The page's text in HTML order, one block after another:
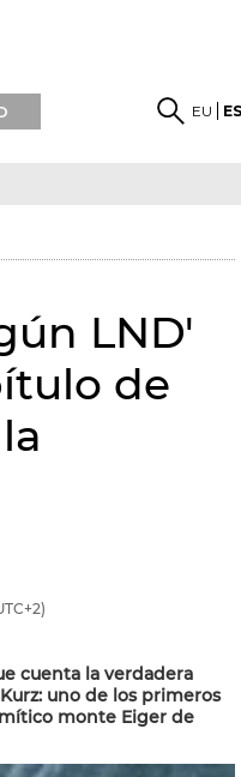
EU
LND'
de
cuenta la verdadera
uno de los primeros
monte Eiger de